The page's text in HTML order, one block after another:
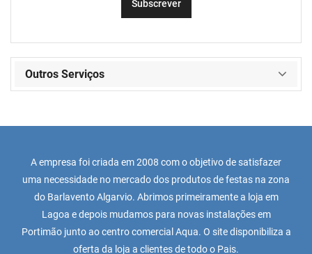
Outros Serviços
A empresa foi criada em 2008 com o objetivo de satisfazer
uma necessidade no mercado dos produtos de festas na zona
do Barlavento Algarvio. Abrimos primeiramente a loja em
Lagoa e depois mudamos para novas instalações em
Portimão junto ao centro comercial Aqua. O site disponibiliza a
oferta da loja a clientes de todo o Pais.